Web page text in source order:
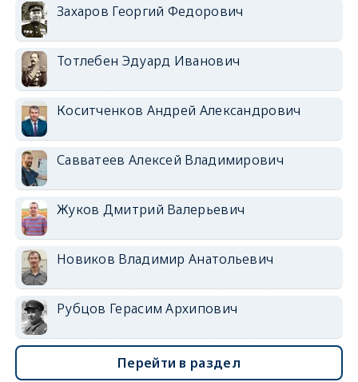
Захаров Георгий Федорович
Тотлебен Эдуард Иванович
Коситченков Андрей Александрович
Савватеев Алексей Владимирович
Жуков Дмитрий Валерьевич
Новиков Владимир Анатольевич
Рубцов Герасим Архипович
Перейти в раздел